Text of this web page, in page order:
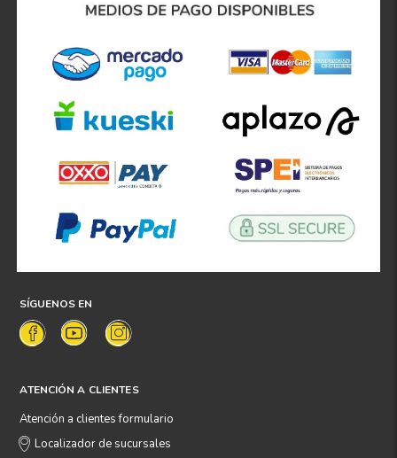
SÍGUENOS EN
ATENCIÓN A CLIENTES
Atención a clientes formulario
Localizador de sucursales